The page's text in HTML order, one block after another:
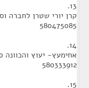
13.
קרן יורי שטרן לחברה
580475085
14.
אחימעץ- יעוץ והכוונה
580333912
15.